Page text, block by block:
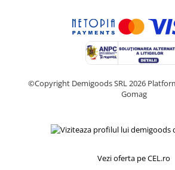
Curatenie si intretinere
©Copyright Demigoods SRL 2026
Gomag
Vezi oferta pe CEL.ro